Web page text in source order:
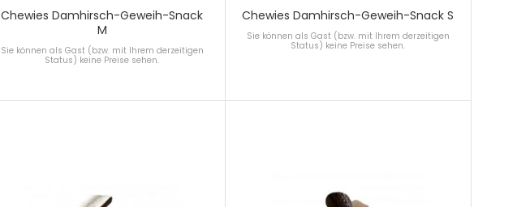
Chewies Damhirsch-Geweih-Snack
M
Sie können als Gast (bzw. mit Ihrem derzeitigen
Status) keine Preise sehen.
Chewies Damhirsch-Geweih-Snack S
Sie können als Gast (bzw. mit Ihrem derzeitigen
Status) keine Preise sehen.